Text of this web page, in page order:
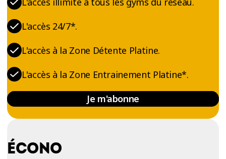
ÉCONO
L'accès 24/7*.
L'accès à la Zone Détente Platine.
L'accès à la Zone Entrainement Platine*.
Je m'abonne